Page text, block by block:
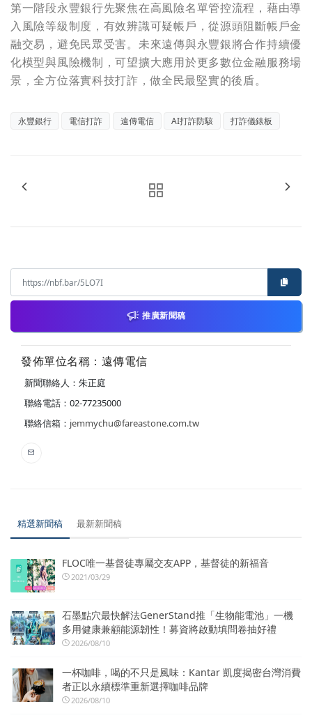
第一階段永豐銀行先聚焦在高風險名單管控流程，藉由導
入風險等級制度，有效辨識可疑帳戶，從源頭阻斷帳戶金
融交易，避免民眾受害。未來遠傳與永豐銀將合作持續優
化模型與風險機制，可望擴大應用於更多數位金融服務場
景，全方位落實科技打詐，做全民最堅實的後盾。
永豐銀行 電信打詐 遠傳電信 AI打詐防駭 打詐儀錶板
推廣新聞稿
發佈單位名稱：遠傳電信
新聞聯絡人：朱正庭
聯絡電話：02-77235000
聯絡信箱： jemmychu@fareastone.com.tw
精選新聞稿 最新新聞稿
FLOC唯一基督徒專屬交友APP，基督徒的新福音
2021/03/29
石墨點穴最快解法GenerStand推「生物能電池」一機
多用健康兼顧能源韌性！募資將啟動填問卷抽好禮
2026/08/10
一杯咖啡，喝的不只是風味：Kantar 凱度揭密台灣消費
者正以永續標準重新選擇咖啡品牌
2026/08/10